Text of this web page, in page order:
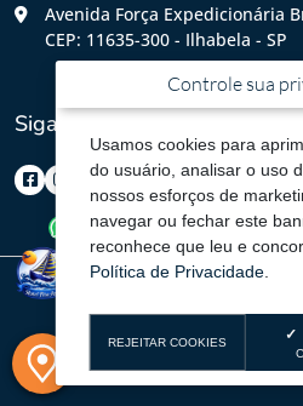
Avenida Força Expedicionária
CEP: 11635-300 - Ilhabela - SP
Siga-nos
Controle sua
Usamos cookies para
do usuário, analisar o uso
nossos esforços de
navegar ou fechar este
reconhece que leu e
Política de Privacidade.
REJEITAR COOKIES